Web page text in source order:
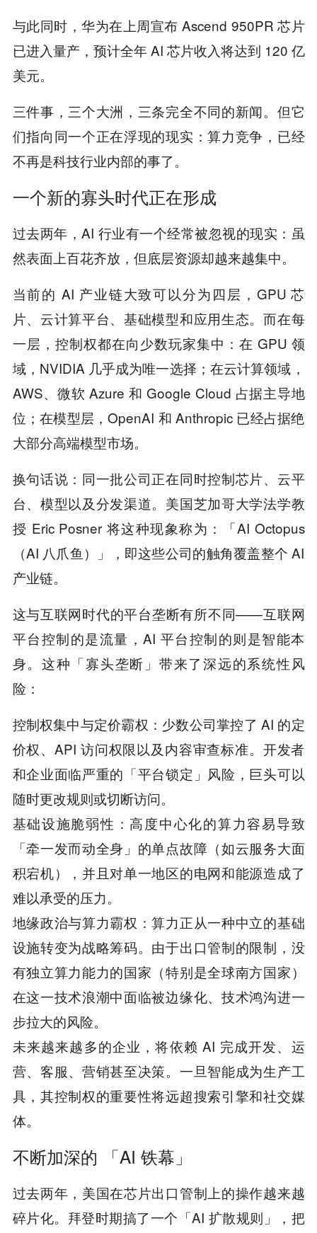
与此同时，华为在上周宣布 Ascend 950PR 芯片
已进入量产，预计全年 AI 芯片收入将达到 120 亿
美元。
三件事，三个大洲，三条完全不同的新闻。但它
们指向同一个正在浮现的现实：算力竞争，已经
不再是科技行业内部的事了。
一个新的寡头时代正在形成
过去两年，AI 行业有一个经常被忽视的现实：虽
然表面上百花齐放，但底层资源却越来越集中。
当前的 AI 产业链大致可以分为四层，GPU 芯
片、云计算平台、基础模型和应用生态。而在每
一层，控制权都在向少数玩家集中：在 GPU 领
域，NVIDIA 几乎成为唯一选择；在云计算领域，
AWS、微软 Azure 和 Google Cloud 占据主导地
位；在模型层，OpenAI 和 Anthropic 已经占据绝
大部分高端模型市场。
换句话说：同一批公司正在同时控制芯片、云平
台、模型以及分发渠道。美国芝加哥大学法学教
授 Eric Posner 将这种现象称为：「AI Octopus
（AI 八爪鱼）」，即这些公司的触角覆盖整个 AI
产业链。
这与互联网时代的平台垄断有所不同——互联网
平台控制的是流量，AI 平台控制的则是智能本
身。这种「寡头垄断」带来了深远的系统性风
险：
控制权集中与定价霸权：少数公司掌控了 AI 的定
价权、API 访问权限以及内容审查标准。开发者
和企业面临严重的「平台锁定」风险，巨头可以
随时更改规则或切断访问。
基础设施脆弱性：高度中心化的算力容易导致
「牵一发而动全身」的单点故障（如云服务大面
积宕机），并且对单一地区的电网和能源造成了
难以承受的压力。
地缘政治与算力霸权：算力正从一种中立的基础
设施转变为战略筹码。由于出口管制的限制，没
有独立算力能力的国家（特别是全球南方国家）
在这一技术浪潮中面临被边缘化、技术鸿沟进一
步拉大的风险。
未来越来越多的企业，将依赖 AI 完成开发、运
营、客服、营销甚至决策。一旦智能成为生产工
具，其控制权的重要性将远超搜索引擎和社交媒
体。
不断加深的 「AI 铁幕」
过去两年，美国在芯片出口管制上的操作越来越
碎片化。拜登时期搞了一个「AI 扩散规则」，把